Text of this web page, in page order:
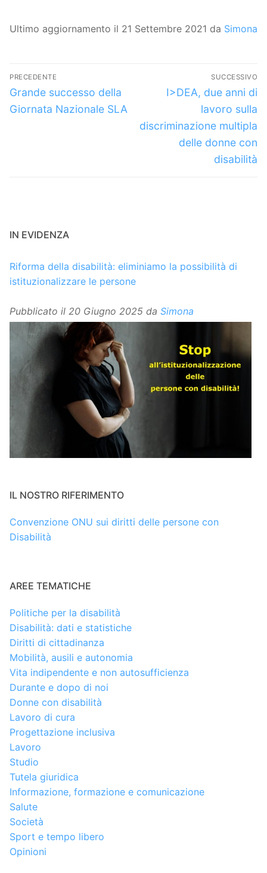
Ultimo aggiornamento il 21 Settembre 2021 da Simona
Navigazione
articoli
PRECEDENTE
Articolo
precedente:
Grande successo della
Giornata Nazionale SLA
SUCCESSIVO
Articolo
successivo:
I>DEA, due anni di
lavoro sulla
discriminazione multipla
delle donne con
disabilità
IN EVIDENZA
Riforma della disabilità: eliminiamo la possibilità di
istituzionalizzare le persone
Pubblicato il 20 Giugno 2025 da Simona
IL NOSTRO RIFERIMENTO
Convenzione ONU sui diritti delle persone con
Disabilità
AREE TEMATICHE
Politiche per la disabilità
Disabilità: dati e statistiche
Diritti di cittadinanza
Mobilità, ausili e autonomia
Vita indipendente e non autosufficienza
Durante e dopo di noi
Donne con disabilità
Lavoro di cura
Progettazione inclusiva
Lavoro
Studio
Tutela giuridica
Informazione, formazione e comunicazione
Salute
Società
Sport e tempo libero
Opinioni